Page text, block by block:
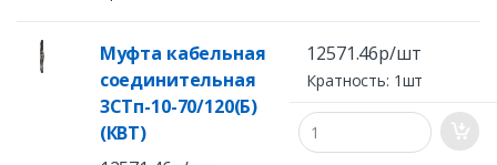
Муфта кабельная
соединительная
3СТп-10-70/120(Б)
(КВТ)
12571.46р/шт
Кратность: 1шт